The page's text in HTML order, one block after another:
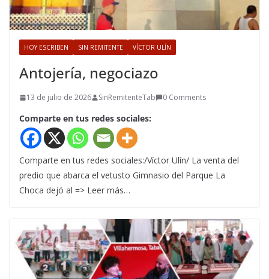
HOY ESCRIBEN SIN REMITENTE VÍCTOR ULÍN
Antojería, negociazo
13 de julio de 2026 SinRemitenteTab 0 Comments
Comparte en tus redes sociales:
Comparte en tus redes sociales:/Víctor Ulín/ La venta del
predio que abarca el vetusto Gimnasio del Parque La
Choca dejó al => Leer más…